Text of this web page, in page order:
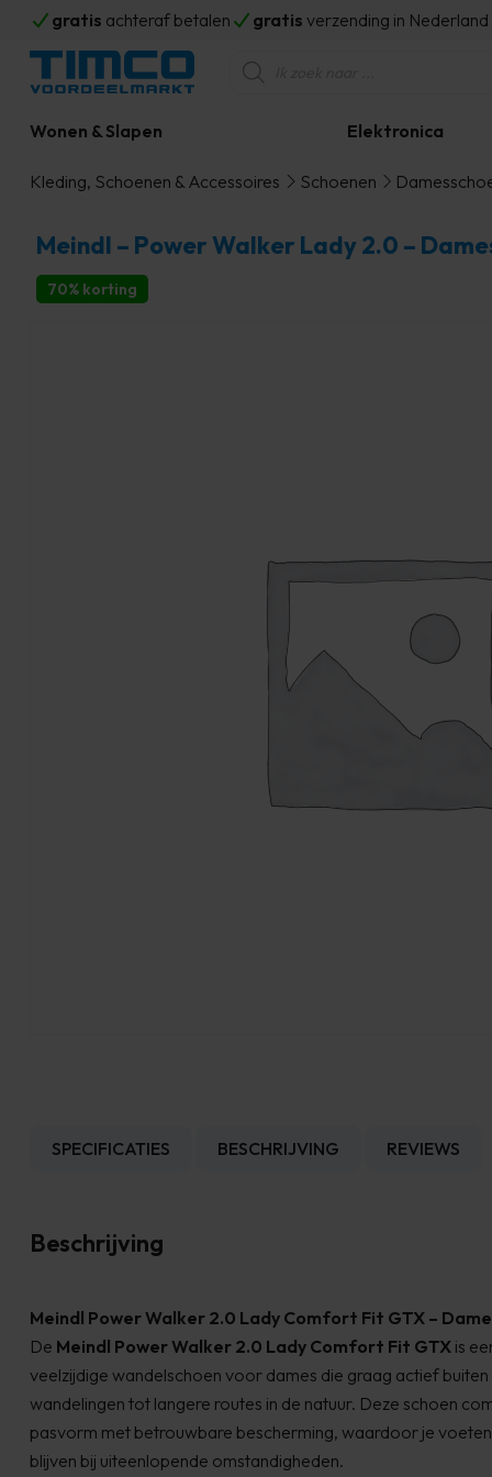
gratis achteraf betalen gratis verzending in
Producten
zoeken
Wonen & Slapen Elektronica
Kleding, Schoenen & Accessoires Schoenen
Meindl – Power Walker Lady 2.0 –
70% korting
SPECIFICATIES BESCHRIJVING REVIEWS
Beschrijving
Meindl Power Walker 2.0 Lady Comfort Fit GTX –
De Meindl Power Walker 2.0 Lady Comfort Fit GTX is
veelzijdige wandelschoen voor dames die graag actief buiten
wandelingen tot langere routes in de natuur. Deze schoen
pasvorm met betrouwbare bescherming, waardoor je
blijven bij uiteenlopende omstandigheden.